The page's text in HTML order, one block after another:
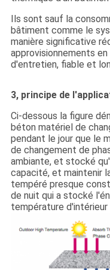
Ils sont sauf la
bâtiment comme le
manière significative
approvisionnements
d'entretien, fiable et
3, principe de
Ci-dessous la figure
béton matériel de
pendant le jour que le
de changement de
ambiante, et stocké
capacité, et maintenir
tempéré presque
de nuit qui a stocké
température